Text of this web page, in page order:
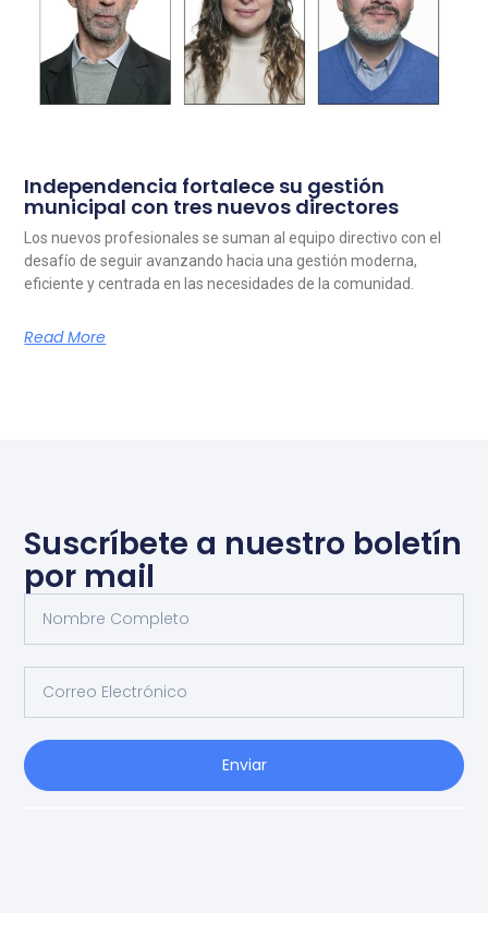
Independencia fortalece su gestión
municipal con tres nuevos directores
Los nuevos profesionales se suman al equipo directivo con el
desafío de seguir avanzando hacia una gestión moderna,
eficiente y centrada en las necesidades de la comunidad.
Read More
Suscríbete a nuestro boletín
por mail
Enviar